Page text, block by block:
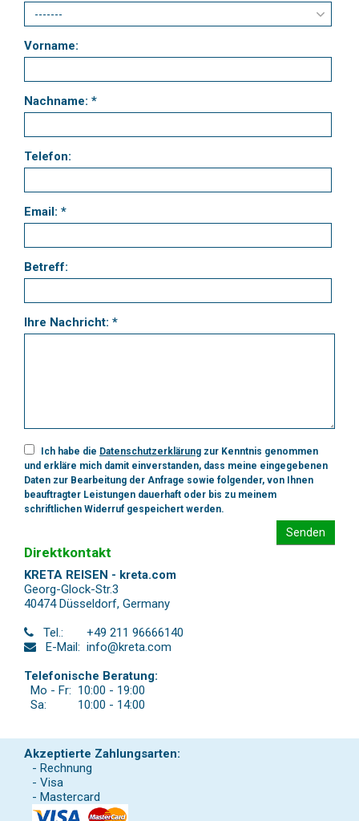
Vorname:
Nachname: *
Telefon:
Email: *
Betreff:
Ihre Nachricht: *
Ich habe die Datenschutzerklärung zur Kenntnis genommen
und erkläre mich damit einverstanden, dass meine eingegebenen
Daten zur Bearbeitung der Anfrage sowie folgender, von Ihnen
beauftragter Leistungen dauerhaft oder bis zu meinem
schriftlichen Widerruf gespeichert werden.
Senden
Direktkontakt
KRETA REISEN - kreta.com
Georg-Glock-Str.3
40474 Düsseldorf, Germany
Tel.:
+49 211 96666140
E-Mail: info@kreta.com
Telefonische Beratung:
Mo - Fr: 10:00 - 19:00
Sa:
10:00 - 14:00
Akzeptierte Zahlungsarten:
- Rechnung
- Visa
- Mastercard